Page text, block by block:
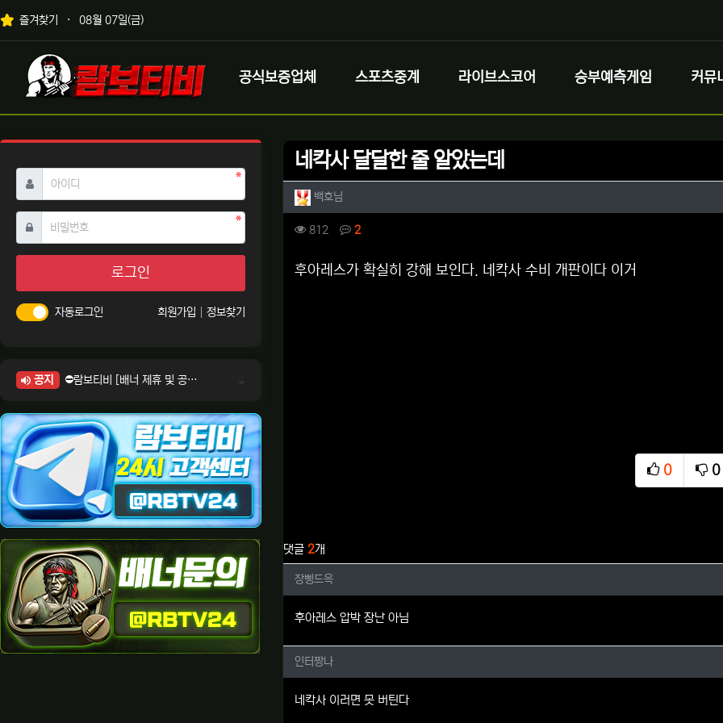
상단 네비
즐겨찾기 08월 07일(금)
메인 메뉴
로고
공식보증업체 스포츠중계 라이브스코어 승부예측게임 커뮤
네칵사 달달한 줄 알았는데
작성자 정보
백호님
컨텐츠 정보
812 조회 2댓글
본문
후아레스가 확실히 강해 보인다. 네칵사 수비 개판이다 이거
0
추천
0
비
댓글 2개
장삥드윽님의 댓글
장삥드윽
후아레스 압박 장난 아님
인터짱나님의 댓글
인터짱나
네칵사 이러면 못 버틴다
아이디 필수
비밀번호필수
로그인
자동로그인 회원가입 정보찾기
공지
⛔람보티비 [배너 제휴 및 공식 입점 문의 안내]
⛔람보티비 [정회원 등급UP! 안내사항]
⛔람보티비 [채팅방 이용시 주의사항]
⛔람보티비 [공식보증업체 안내]